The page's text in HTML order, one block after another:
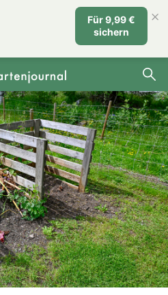
Für 9,99 €
sichern
×